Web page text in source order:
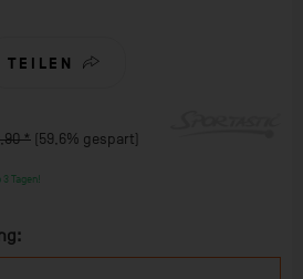
TEILEN
* (59,6% gespart)
Tagen!